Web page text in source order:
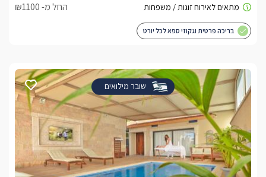
החל מ- ₪1100
בריכה פרטית וגקוזי ספא לכל יורט
שובר מילואים